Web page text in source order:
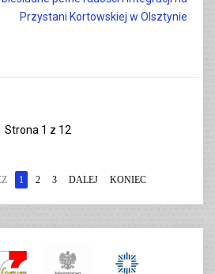
Przystani Kortowskiej w Olsztynie
Strona 1 z 12
1 2 3 DALEJ KONIEC